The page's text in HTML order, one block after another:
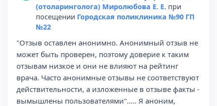
(отоларинголога) Миролюбова Е. Е. при
посещении Городская поликлиника №90 ГП
№22
"Отзыв оставлен анонимно. Анонимный отзыв не
может быть проверен, поэтому доверие к таким
отзывам низкое и они не влияют на рейтинг
врача. Часто анонимные отзывы не соответствуют
действительности, а изложенные в отзыве факты -
вымышлены пользователями"..... Я аноним,